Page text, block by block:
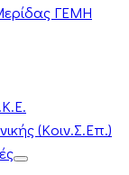
ΓΕΜΗ
(Κοιν.Σ.Επ.)